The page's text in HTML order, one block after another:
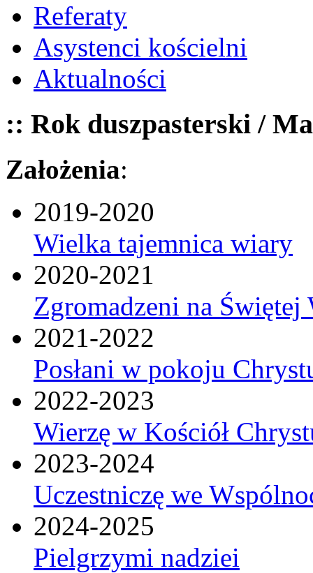
Referaty
Asystenci kościelni
Aktualności
:: Rok duszpasterski /
Założenia:
2019-2020
Wielka tajemnica wiary
2020-2021
Zgromadzeni na Świętej
2021-2022
Posłani w pokoju
2022-2023
Wierzę w Kościół
2023-2024
Uczestniczę we
2024-2025
Pielgrzymi nadziei